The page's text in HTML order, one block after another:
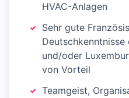
HVAC-Anlagen
Sehr gute
und/oder
von Vorteil
Teamgeist,